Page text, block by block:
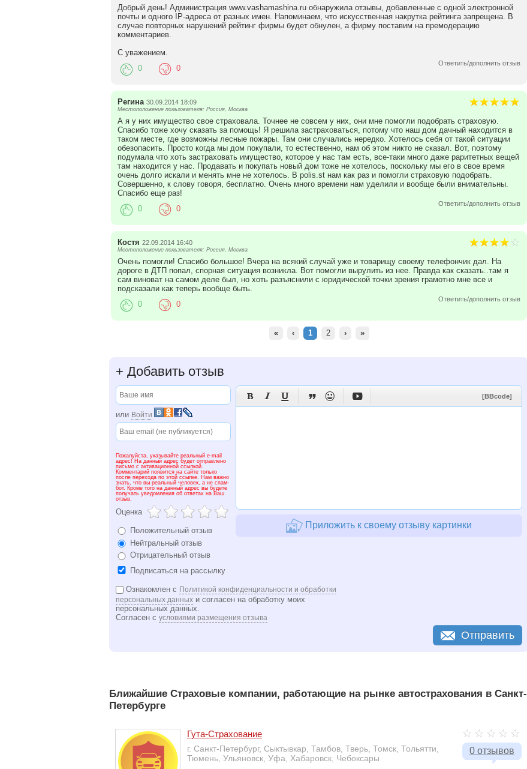
Добрый день! Администрация www.vashamashina.ru обнаружила отзывы, добавленные с одной электронной
почты и одного IP-адреса от разных имен. Напоминаем, что искусственная накрутка рейтинга запрещена. В
случае повторных нарушений рейтинг фирмы будет обнулен, а фирму поставим на премодерацию
комментариев.
С уважением.
Ответить/дополнить отзыв
0 0
Регина 30.09.2014 18:09
Местоположение пользователя: Россия, Москва
А я у них имущество свое страховала. Точнее не совсем у них, они мне помогли подобрать страховую.
Спасибо тоже хочу сказать за помощь! Я решила застраховаться, потому что наш дом дачный находится в
таком месте, где возможны лесные пожары. Там они случались нередко. Хотелось себя от такой ситуации
обезопасить. Просто когда мы дом покупали, то естественно, нам об этом никто не сказал. Вот, поэтому
подумала что хоть застраховать имущество, которое у нас там есть, все-таки много даже раритетных вещей
там находится у нас. Продавать и покупать новый дом тоже не хотелось, поскольку мы его в свое время
очень долго искали и менять мне не хотелось. В polis.st нам как раз и помогли страховую подобрать.
Совершенно, к слову говоря, бесплатно. Очень много времени нам уделили и вообще были внимательны.
Спасибо еще раз!
Ответить/дополнить отзыв
0 0
Костя 22.09.2014 16:40
Местоположение пользователя: Россия, Москва
Очень помогли! Спасибо большое! Вчера на всякий случай уже и товарищу своему телефончик дал. На
дороге в ДТП попал, спорная ситуация возникла. Вот помогли вырулить из нее. Правда как сказать..там я
сам виноват на самом деле был, но хоть разъяснили с юридической точки зрения грамотно мне все и
подсказали как теперь вообще быть.
Ответить/дополнить отзыв
0 0
« ‹ 1 2 › »
+ Добавить отзыв
или Войти
Пожалуйста, указывайте реальный e-mail
адрес! На данный адрес будет отправлено
письмо с активационной ссылкой.
Комментарий появится на сайте только
после перехода по этой ссылке. Нам важно
знать, что вы реальный человек, а не спам-
бот. Кроме того на данный адрес вы будете
получать уведомления об ответах на Ваш
отзыв.
Оценка
Положительный отзыв
Нейтральный отзыв
Отрицательный отзыв
Подписаться на рассылку
      [BBcode]
Приложить к своему отзыву картинки
Ознакомлен с Политикой конфиденциальности и обработки
персональных данных и согласен на обработку моих
персональных данных.
Согласен с условиями размещения отзыва
Отправить
Ближайшие Страховые компании, работающие на рынке автострахования в Санкт-
Петербурге
0 отзывов
Гута-Страхование
г. Санкт-Петербург, Сыктывкар, Тамбов, Тверь, Томск, Тольятти,
Тюмень, Ульяновск, Уфа, Хабаровск, Чебоксары